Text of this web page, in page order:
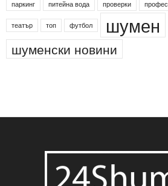
паркинг питейна вода проверки
театър топ футбол шумен
шуменски новини